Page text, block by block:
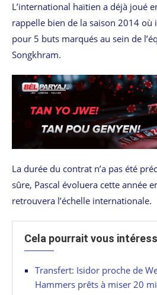
L’international haïtien a déjà joué
rappelle bien de la saison 2014 où
pour 5 buts marqués au sein de
Songkhram.
La durée du contrat n’a pas été
sûre, Pascal évoluera cette année
retrouvera l’échelle internationale.
Cela pourrait vous
Transfert: Isidor proche de
Hammers prêts à miser 20